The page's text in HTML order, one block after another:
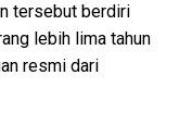
tersebut berdiri
lebih lima tahun
resmi dari